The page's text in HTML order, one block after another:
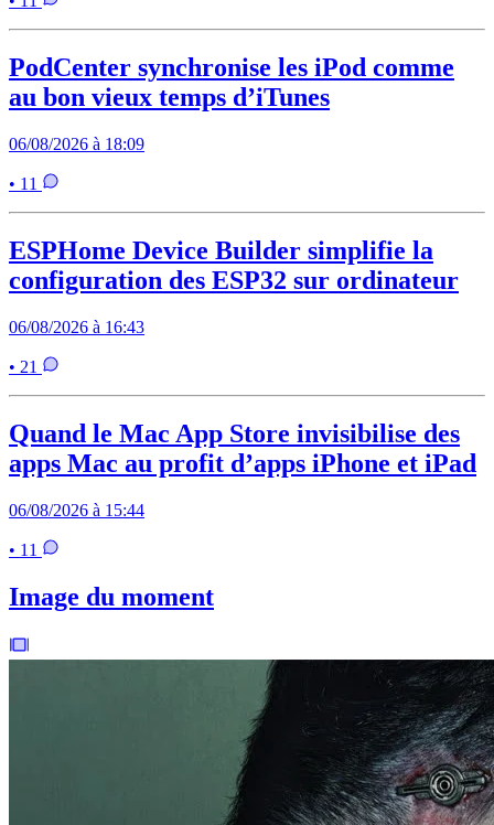
PodCenter synchronise les iPod comme
au bon vieux temps d’iTunes
06/08/2026 à 18:09
• 11
ESPHome Device Builder simplifie la
configuration des ESP32 sur ordinateur
06/08/2026 à 16:43
• 21
Quand le Mac App Store invisibilise des
apps Mac au profit d’apps iPhone et iPad
06/08/2026 à 15:44
• 11
Image du moment